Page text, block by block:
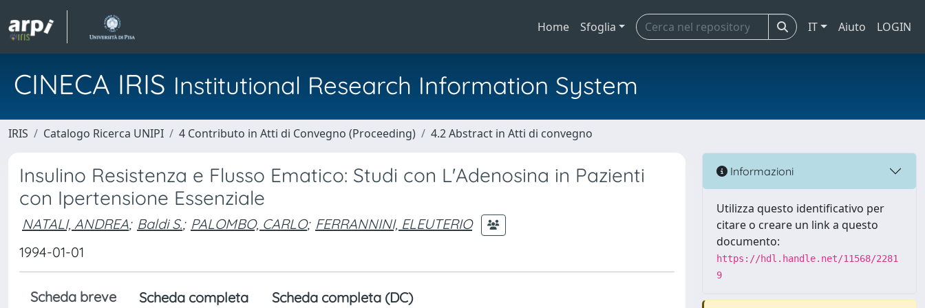
Home Sfoglia IT Aiuto LOGIN
CINECA IRIS Institutional Research Information System
IRIS Catalogo Ricerca UNIPI 4 Contributo in Atti di Convegno (Proceeding) 4.2 Abstract in Atti di convegno
Insulino Resistenza e Flusso Ematico: Studi con L'Adenosina in Pazienti
con Ipertensione Essenziale
NATALI, ANDREA; Baldi S.; PALOMBO, CARLO; FERRANNINI, ELEUTERIO
1994-01-01
Scheda breve Scheda completa Scheda completa (DC)
Informazioni
Utilizza questo identificativo per
citare o creare un link a questo
documento:
https://hdl.handle.net/11568/2281
9